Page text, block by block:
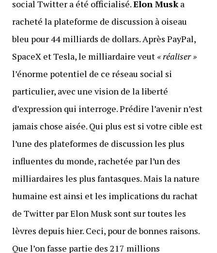
social Twitter a été officialisé.Elon Muska
racheté la plateforme de discussion à oiseau
bleu pour 44 milliards de dollars. Après PayPal,
SpaceX et Tesla, le milliardaire veut « réaliser »
l’énorme potentiel de ce réseau social si
particulier, avec une vision de la liberté
d’expression qui interroge. Prédire l’avenir n’est
jamais chose aisée. Qui plus est si votre cible est
l’une des plateformes de discussion les plus
influentes du monde, rachetée par l’un des
milliardaires les plus fantasques. Mais la nature
humaine est ainsi et les implications du rachat
de Twitter par Elon Musk sont sur toutes les
lèvres depuis hier. Ceci, pour de bonnes raisons.
Que l’on fasse partie des 217 millions